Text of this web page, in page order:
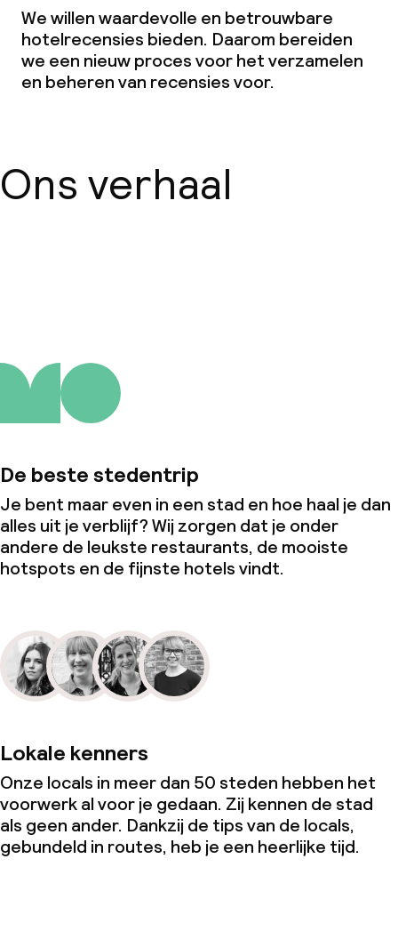
We willen waardevolle en betrouwbare
hotelrecensies bieden. Daarom bereiden
we een nieuw proces voor het verzamelen
en beheren van recensies voor.
Ons verhaal
De beste stedentrip
Je bent maar even in een stad en hoe haal je dan
alles uit je verblijf? Wij zorgen dat je onder
andere de leukste restaurants, de mooiste
hotspots en de fijnste hotels vindt.
Lokale kenners
Onze locals in meer dan 50 steden hebben het
voorwerk al voor je gedaan. Zij kennen de stad
als geen ander. Dankzij de tips van de locals,
gebundeld in routes, heb je een heerlijke tijd.